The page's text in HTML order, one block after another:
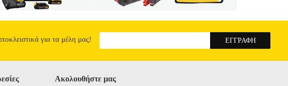
για τα μέλη μας!
Ακολουθήστε μας